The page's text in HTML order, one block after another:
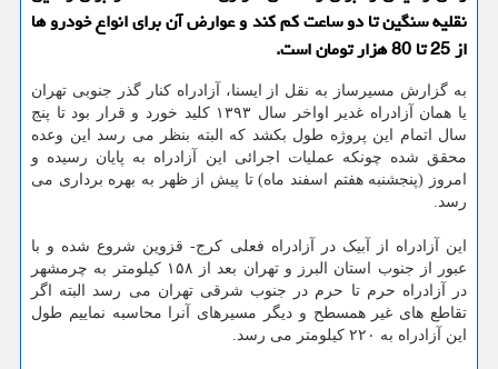
نقلیه سنگین تا دو ساعت کم کند و عوارض آن برای انواع خودرو ها
از 25 تا 80 هزار تومان است.
به گزارش مسیرساز به نقل از ایسنا، آزادراه کنار گذر جنوبی تهران
یا همان آزادراه غدیر اواخر سال ۱۳۹۳ کلید خورد و قرار بود تا پنج
سال اتمام این پروژه طول بکشد که البته بنظر می رسد این وعده
محقق شده چونکه عملیات اجرائی این آزادراه به پایان رسیده و
امروز (پنجشنبه هفتم اسفند ماه) تا پیش از ظهر به بهره برداری می
رسد.
این آزادراه از آبیک در آزادراه فعلی کرج- قزوین شروع شده و با
عبور از جنوب استان البرز و تهران بعد از ۱۵۸ کیلومتر به چرمشهر
در آزادراه حرم تا حرم در جنوب شرقی تهران می رسد البته اگر
تقاطع های غیر همسطح و دیگر مسیرهای آنرا محاسبه نماییم طول
این آزادراه به ۲۲۰ کیلومتر می رسد.